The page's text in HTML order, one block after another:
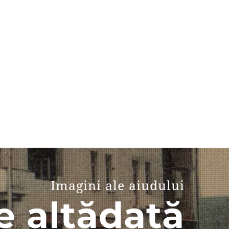
Imagini ale aiudului
altădată